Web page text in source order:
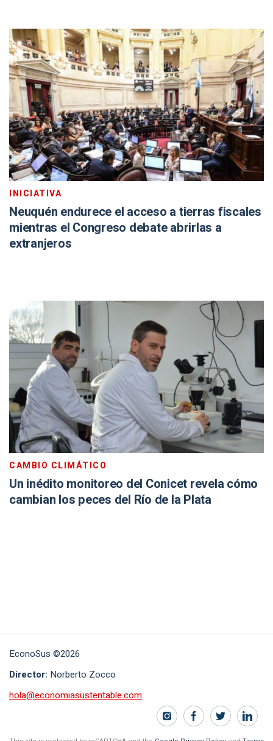
INICIATIVA
Neuquén endurece el acceso a tierras fiscales
mientras el Congreso debate abrirlas a
extranjeros
CAMBIO CLIMÁTICO
Un inédito monitoreo del Conicet revela cómo
cambian los peces del Río de la Plata
EconoSus ©2026
Director: Norberto Zocco
hola@economiasustentable.com